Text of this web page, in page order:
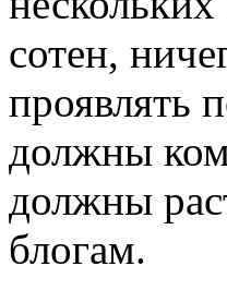
сотен,
проявлять
должны
должны
блогам.